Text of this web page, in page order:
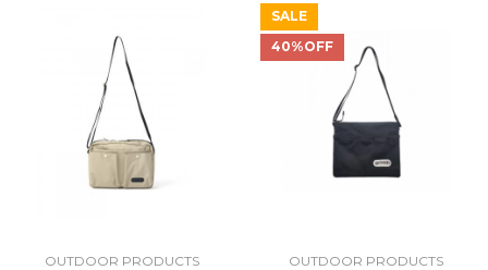
OUTDOOR PRODUCTS
SALE
40%OFF
OUTDOOR PRODUCTS